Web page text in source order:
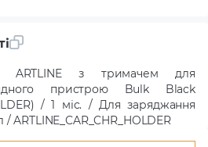
ARTLINE з тримачем для
пристрою Bulk Black
/ 1 міс. / Для заряджання
ARTLINE_CAR_CHR_HOLDER